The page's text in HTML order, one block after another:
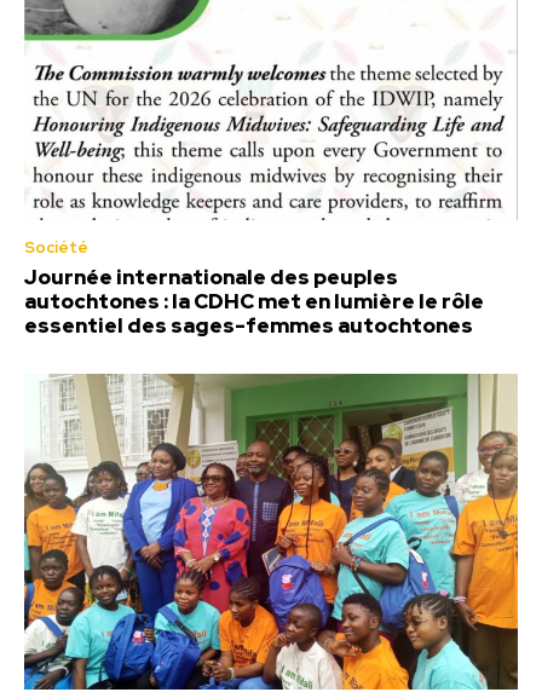
Société
Journée internationale des peuples
autochtones : la CDHC met en lumière le rôle
essentiel des sages-femmes autochtones